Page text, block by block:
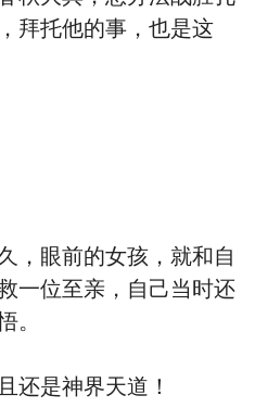
拜托他的事，也是这
眼前的女孩，就和自
一位至亲，自己当时还
。
是神界天道！